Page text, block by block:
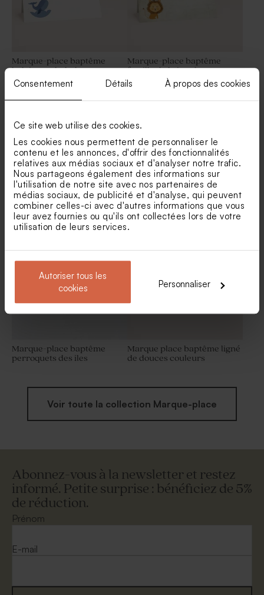
Consentement Détails À propos des cookies
Ce site web utilise des cookies.
Les cookies nous permettent de personnaliser le
contenu et les annonces, d'offrir des fonctionnalités
relatives aux médias sociaux et d'analyser notre trafic.
Nous partageons également des informations sur
l'utilisation de notre site avec nos partenaires de
médias sociaux, de publicité et d'analyse, qui peuvent
combiner celles-ci avec d'autres informations que vous
leur avez fournies ou qu'ils ont collectées lors de votre
utilisation de leurs services.
Autoriser tous les
cookies
Personnaliser
Dragées baptême vert pastel
1 kg (± 240 ex)
Dragées baptême
eucalyptus amande 1 kg (±
eucalyptus
tissu vert de gris
Marque-place baptême
baleine en balade
Marque-place baptême
famille de la jungle
Marque-place baptême
jungle vintage
Marque-place baptême
jungle en folie
Marque-place baptême
perroquets des iles
Marque place baptême ligné
de douces couleurs
Voir toute la collection Marque-place
Abonnez-vous à la newsletter et restez
informé. Petite surprise : bénéficiez de 5%
de réduction.
Prénom
E-mail